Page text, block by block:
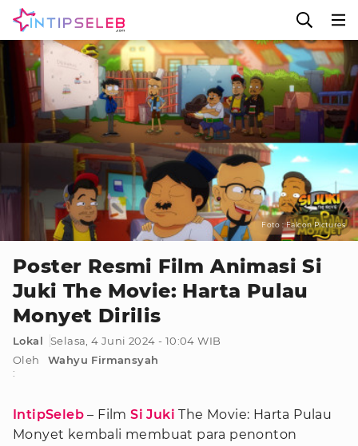
Foto : Falcon Pictures
Poster Resmi Film Animasi Si
Juki The Movie: Harta Pulau
Monyet Dirilis
Lokal
Selasa, 4 Juni 2024 - 10:04 WIB
Oleh
:
Wahyu Firmansyah
IntipSeleb – FilmSi Juki The Movie: Harta Pulau
Monyet kembali membuat para penonton